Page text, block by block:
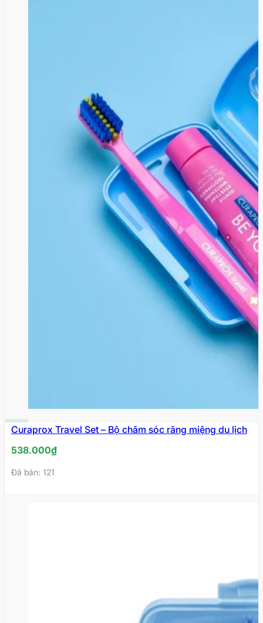
MỚI
VỀ
Curaprox Travel Set – Bộ chăm sóc răng miệng du lịch
538.000₫
Đã bán: 121